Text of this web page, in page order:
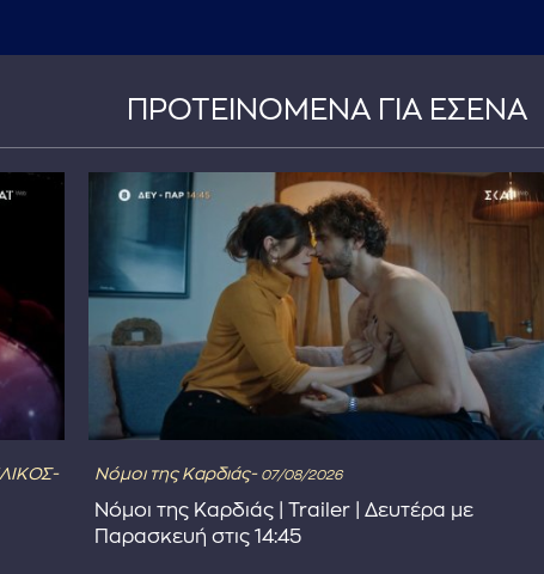
ΠΡΟΤΕΙΝΟΜΕΝΑ ΓΙΑ ΕΣΕΝΑ
Νόμοι της Καρδιάς- 07/08/2026
Νόμοι της Καρδιάς | Trailer | Δευτέρα με
Παρασκευή στις 14:45